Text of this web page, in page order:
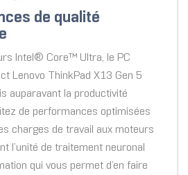
de qualité
Intel® Core™ Ultra, le PC
Lenovo ThinkPad X13 Gen 5
auparavant la productivité
de performances optimisées
charges de travail aux moteurs
l’unité de traitement neuronal
qui vous permet d’en faire